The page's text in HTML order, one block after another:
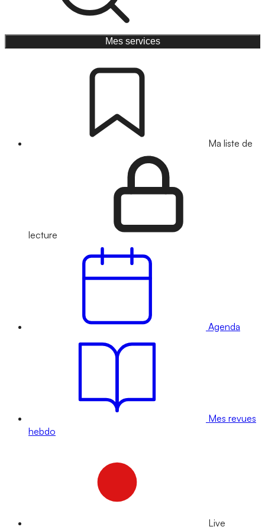
Mes services
Ma liste de
lecture
Agenda
Mes revues
hebdo
Live